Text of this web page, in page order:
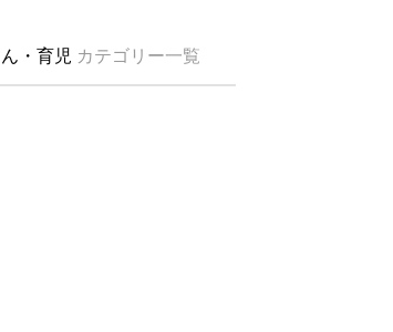
・育児 カテゴリー一覧